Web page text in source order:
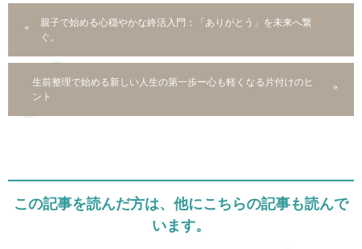
親子で始める心穏やかな終活入門：「ありがとう」を未来へ繋
ぐ。
生前整理で始める新しい人生の第一歩ー心も軽くなる片付けのヒ
ント
この記事を読んだ方は、他にこちらの記事も読んで
います。